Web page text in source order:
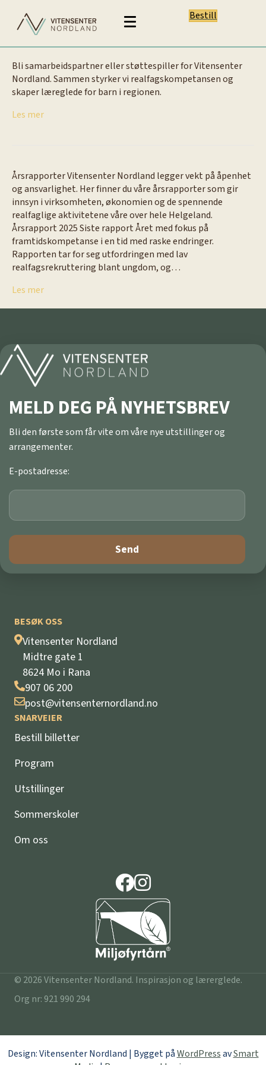
Bestill
Bli samarbeidspartner eller støttespiller for Vitensenter
Nordland. Sammen styrker vi realfagskompetansen og
skaper læreglede for barn i regionen.
Les mer
Årsrapporter Vitensenter Nordland legger vekt på åpenhet
og ansvarlighet. Her finner du våre årsrapporter som gir
innsyn i virksomheten, økonomien og de spennende
realfaglige aktivitetene våre over hele Helgeland.
Årsrapport 2025 Siste rapport Året med fokus på
framtidskompetanse i en tid med raske endringer.
Rapporten tar for seg utfordringen med lav
realfagsrekruttering blant ungdom, og…
Les mer
MELD DEG PÅ NYHETSBREV
Bli den første som får vite om våre nye utstillinger og
arrangementer.
E-postadresse:
BESØK OSS
Vitensenter Nordland
Midtre gate 1
8624 Mo i Rana
907 06 200
post@vitensenternordland.no
SNARVEIER
Bestill billetter
Program
Utstillinger
Sommerskoler
Om oss
© 2026 Vitensenter Nordland. Inspirasjon og lærerglede.
Org nr: 921 990 294
Design: Vitensenter Nordland | Bygget påWordPressavSmart